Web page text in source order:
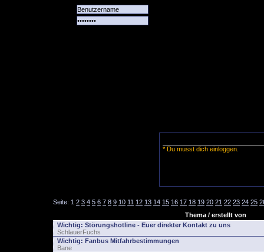
* Du musst dich einloggen.
Seite: 1 2 3 4 5 6 7 8 9 10 11 12 13 14 15 16 17 18 19 20 21 22 23 24 25
Thema / erstellt von
Wichtig: Störungshotline - Euer direkter Kontakt zu uns
SchlauerFuchs
Wichtig: Fanbus Mitfahrbestimmungen
Bane